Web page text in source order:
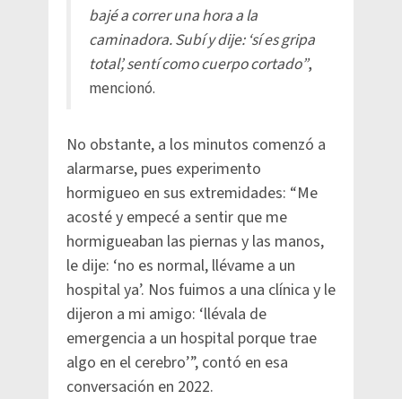
bajé a correr una hora a la
caminadora. Subí y dije: ‘sí es gripa
total’, sentí como cuerpo cortado”,
mencionó.
No obstante, a los minutos comenzó a
alarmarse, pues experimento
hormigueo en sus extremidades: “Me
acosté y empecé a sentir que me
hormigueaban las piernas y las manos,
le dije: ‘no es normal, llévame a un
hospital ya’. Nos fuimos a una clínica y le
dijeron a mi amigo: ‘llévala de
emergencia a un hospital porque trae
algo en el cerebro’”, contó en esa
conversación en 2022.